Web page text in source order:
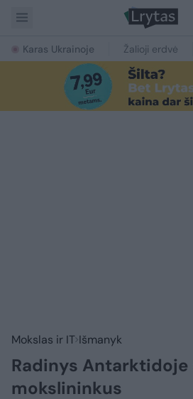
Karas Ukrainoje Žalioji erdvė
Mokslas ir IT Išmanyk
Radinys
mokslininkus